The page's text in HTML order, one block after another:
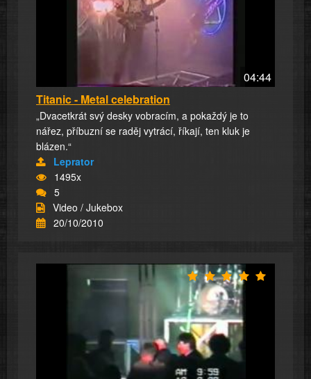
04:44
Titanic - Metal celebration
„Dvacetkrát svý desky vobracím, a pokaždý je to
nářez, příbuzní se raděj vytrácí, říkají, ten kluk je
blázen.“
Leprator
1495x
5
Video / Jukebox
20/10/2010